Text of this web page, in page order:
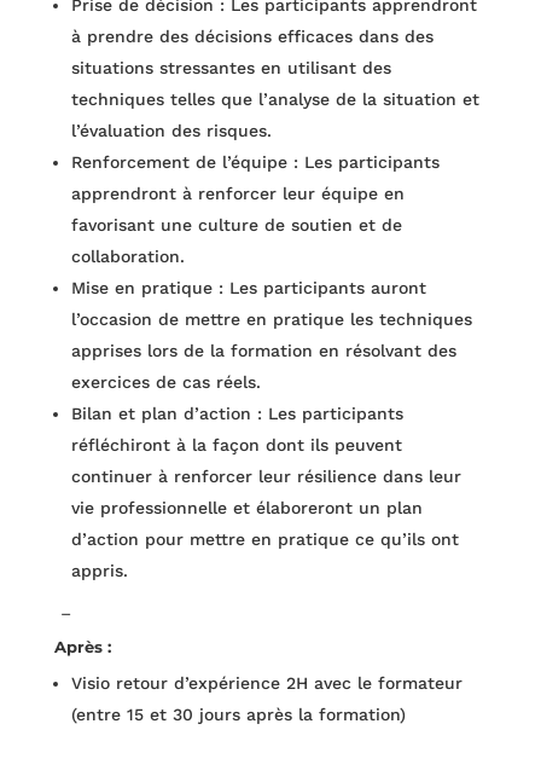
Prise de décision : Les participants apprendront
à prendre des décisions efficaces dans des
situations stressantes en utilisant des
techniques telles que l’analyse de la situation et
l’évaluation des risques.
Renforcement de l’équipe : Les participants
apprendront à renforcer leur équipe en
favorisant une culture de soutien et de
collaboration.
Mise en pratique : Les participants auront
l’occasion de mettre en pratique les techniques
apprises lors de la formation en résolvant des
exercices de cas réels.
Bilan et plan d’action : Les participants
réfléchiront à la façon dont ils peuvent
continuer à renforcer leur résilience dans leur
vie professionnelle et élaboreront un plan
d’action pour mettre en pratique ce qu’ils ont
appris.
–
Après :
Visio retour d’expérience 2H avec le formateur
(entre 15 et 30 jours après la formation)